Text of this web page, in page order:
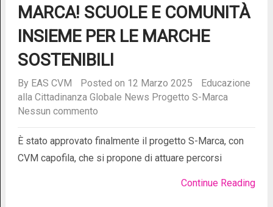
MARCA! SCUOLE E COMUNITÀ
INSIEME PER LE MARCHE
SOSTENIBILI
By EAS CVM Posted on 12 Marzo 2025
Educazione
alla Cittadinanza Globale News Progetto S-Marca
Nessun commento
È stato approvato finalmente il progetto S-Marca, con
CVM capofila, che si propone di attuare percorsi
Continue Reading